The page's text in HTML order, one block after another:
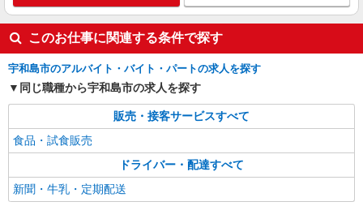
このお仕事に関連する条件で探す
宇和島市のアルバイト・バイト・パートの求人を探す
同じ職種から宇和島市の求人を探す
販売・接客サービスすべて
食品・試食販売
ドライバー・配達すべて
新聞・牛乳・定期配送